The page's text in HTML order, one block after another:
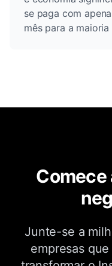
se paga com
mês para a maioria
Comece
Junte-se a
empresas